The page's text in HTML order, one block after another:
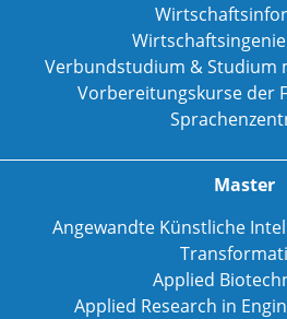
Verbundstudium & Studium
Vorbereitungskurse der
Master
Angewandte Künstliche
Applied
Applied Research in